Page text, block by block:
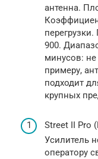
антенна.
900.
минусов:
примеру,
подходит
крупных
Street II Pro
Усилитель
оператору